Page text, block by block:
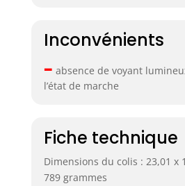
Inconvénients
– absence de voyant
l’état de marche
Fiche technique
Dimensions du colis : 23,01 x
789 grammes